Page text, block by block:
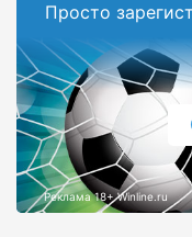
Просто
Реклама 18+ Winline.ru